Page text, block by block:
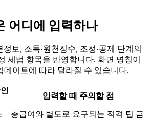
어디에 입력하나
보, 소득·원천징수, 조정·공제 단계의
세법 항목을 반영합니다. 화면 명칭이
데이트에 따라 달라질 수 있습니다.
입력할 때 주의할 점
총급여와 별도로 요구되는 적격 팁 금